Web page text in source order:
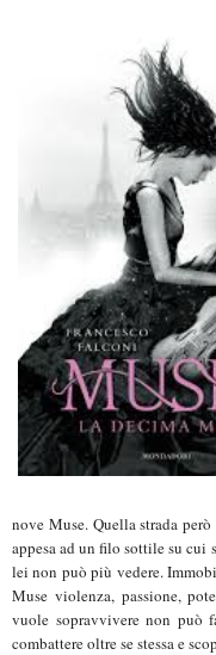
nove Muse. Quella strada
appesa ad un filo sottile su cui
lei non può più vedere.
Muse violenza, passione,
vuole sopravvivere non può
combattere oltre se stessa e